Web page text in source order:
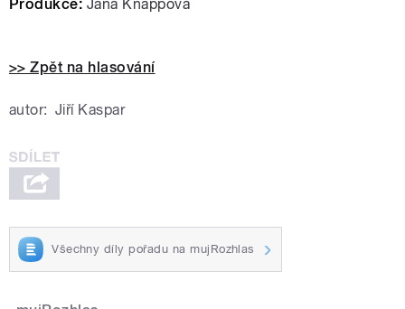
Produkce: Jana Knappová
>> Zpět na hlasování
autor: Jiří Kaspar
Všechny díly pořadu na mujRozhlas